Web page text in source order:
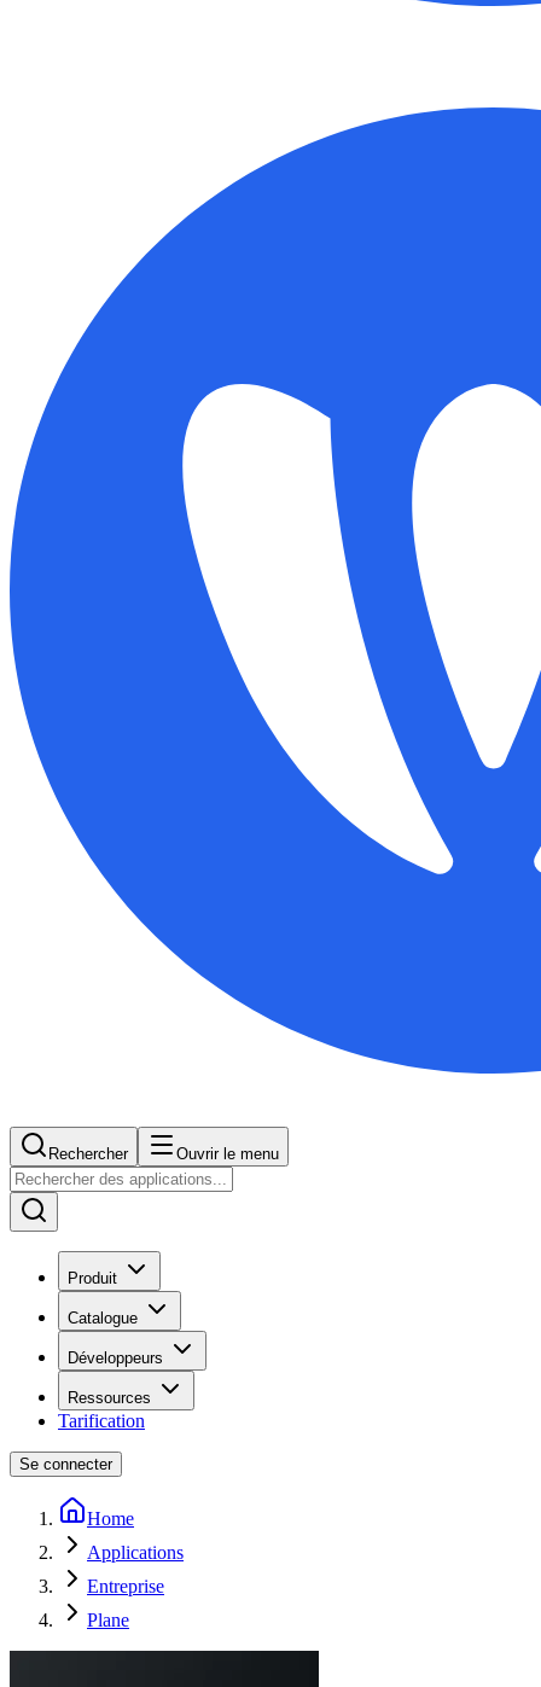
Rechercher Ouvrir le menu
Produit
Catalogue
Développeurs
Ressources
Tarification
Se connecter
Home
Applications
Entreprise
Plane